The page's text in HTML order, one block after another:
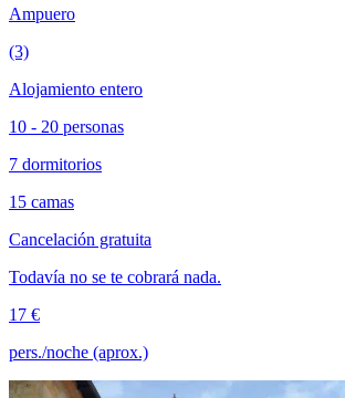
Ampuero
(3)
Alojamiento entero
10 - 20 personas
7 dormitorios
15 camas
Cancelación gratuita
Todavía no se te cobrará nada.
17 €
pers./noche (aprox.)